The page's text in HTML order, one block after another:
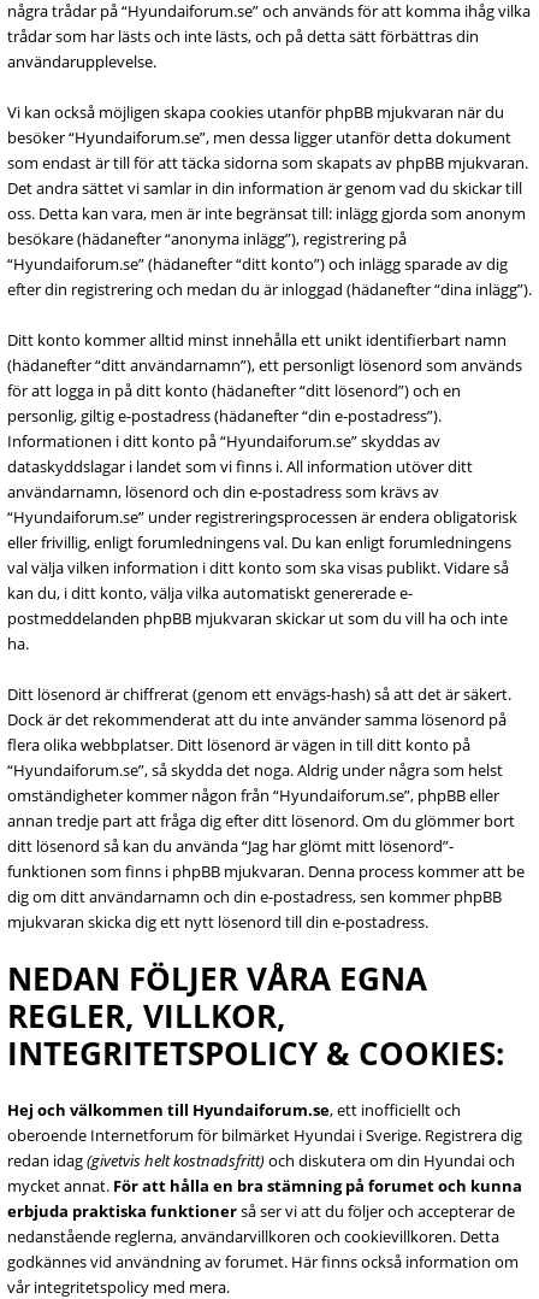
några trådar på “Hyundaiforum.se” och används för att komma ihåg vilka
trådar som har lästs och inte lästs, och på detta sätt förbättras din
användarupplevelse.
Vi kan också möjligen skapa cookies utanför phpBB mjukvaran när du
besöker “Hyundaiforum.se”, men dessa ligger utanför detta dokument
som endast är till för att täcka sidorna som skapats av phpBB mjukvaran.
Det andra sättet vi samlar in din information är genom vad du skickar till
oss. Detta kan vara, men är inte begränsat till: inlägg gjorda som anonym
besökare (hädanefter “anonyma inlägg”), registrering på
“Hyundaiforum.se” (hädanefter “ditt konto”) och inlägg sparade av dig
efter din registrering och medan du är inloggad (hädanefter “dina inlägg”).
Ditt konto kommer alltid minst innehålla ett unikt identifierbart namn
(hädanefter “ditt användarnamn”), ett personligt lösenord som används
för att logga in på ditt konto (hädanefter “ditt lösenord”) och en
personlig, giltig e-postadress (hädanefter “din e-postadress”).
Informationen i ditt konto på “Hyundaiforum.se” skyddas av
dataskyddslagar i landet som vi finns i. All information utöver ditt
användarnamn, lösenord och din e-postadress som krävs av
“Hyundaiforum.se” under registreringsprocessen är endera obligatorisk
eller frivillig, enligt forumledningens val. Du kan enligt forumledningens
val välja vilken information i ditt konto som ska visas publikt. Vidare så
kan du, i ditt konto, välja vilka automatiskt genererade e-
postmeddelanden phpBB mjukvaran skickar ut som du vill ha och inte
ha.
Ditt lösenord är chiffrerat (genom ett envägs-hash) så att det är säkert.
Dock är det rekommenderat att du inte använder samma lösenord på
flera olika webbplatser. Ditt lösenord är vägen in till ditt konto på
“Hyundaiforum.se”, så skydda det noga. Aldrig under några som helst
omständigheter kommer någon från “Hyundaiforum.se”, phpBB eller
annan tredje part att fråga dig efter ditt lösenord. Om du glömmer bort
ditt lösenord så kan du använda “Jag har glömt mitt lösenord”-
funktionen som finns i phpBB mjukvaran. Denna process kommer att be
dig om ditt användarnamn och din e-postadress, sen kommer phpBB
mjukvaran skicka dig ett nytt lösenord till din e-postadress.
NEDAN FÖLJER VÅRA EGNA
REGLER, VILLKOR,
INTEGRITETSPOLICY & COOKIES:
Hej och välkommen till Hyundaiforum.se, ett inofficiellt och
oberoende Internetforum för bilmärket Hyundai i Sverige. Registrera dig
redan idag(givetvis helt kostnadsfritt)och diskutera om din Hyundai och
mycket annat. För att hålla en bra stämning på forumet och kunna
erbjuda praktiska funktionerså ser vi att du följer och accepterar de
nedanstående reglerna, användarvillkoren och cookievillkoren. Detta
godkännes vid användning av forumet. Här finns också information om
vår integritetspolicy med mera.